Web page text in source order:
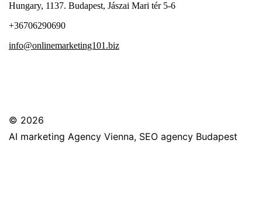
Hungary, 1137. Budapest, Jászai Mari tér 5-6
+36706290690
info@onlinemarketing101.biz
© 2026
AI marketing Agency Vienna, SEO agency Budapest